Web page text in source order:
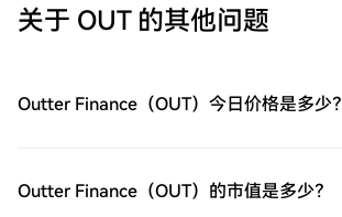
或Mastercard即时购买ProShares 两倍做多
Pay等流行支付方法以增加便利性。C2C购
者提供个性化服务和竞争性汇率。第三步：
存储您的ProShares 两倍做多短期 VIX 期货
铀持有企业，受益全球清洁能源转型与核电
需求增长，是美股稀缺铀矿赛道投资工具。
关于 OUT 的其他问题
Outter Finance（OUT）今日价格是多少？
Outter Finance（OUT）的市值是多少？